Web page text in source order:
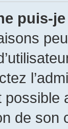
puis-
possible
de son